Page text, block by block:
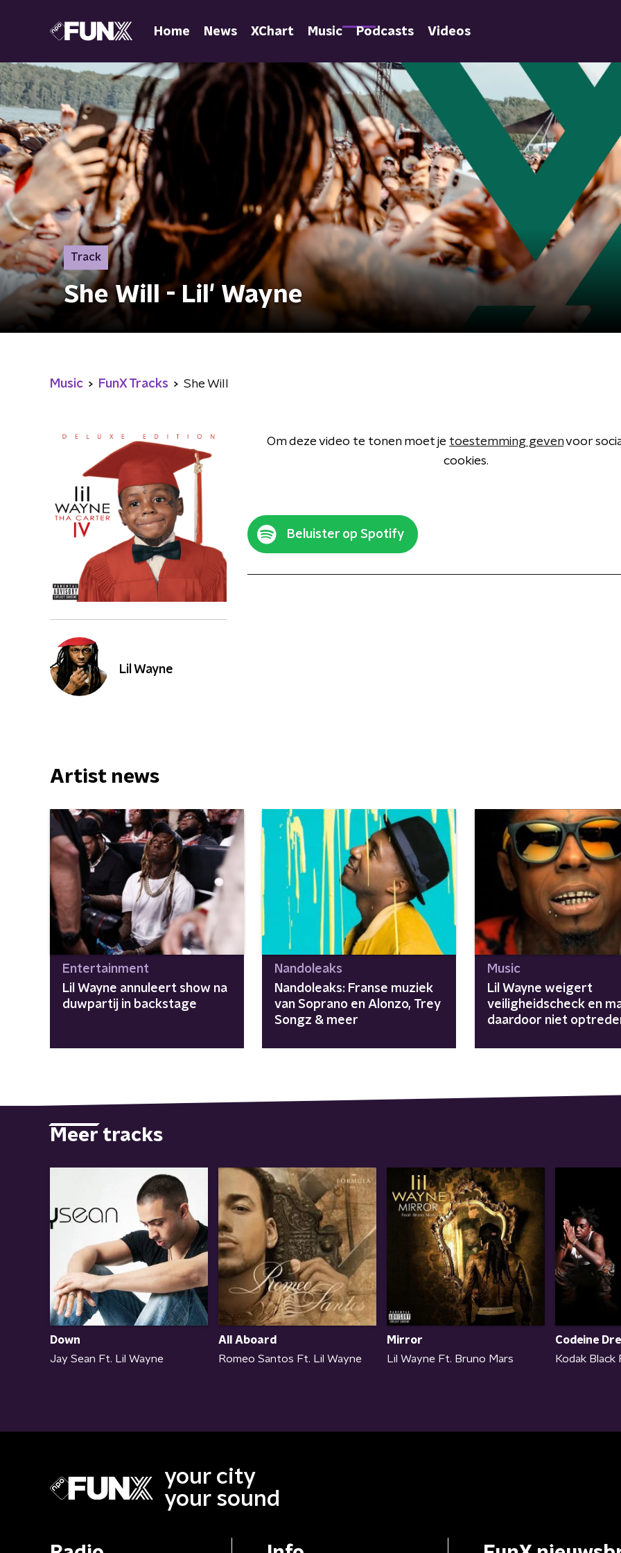
Home News XChart Music Podcasts Videos
Track
She Will - Lil' Wayne
Music FunX Tracks She Will
Lil Wayne
Om deze video te tonen moet je toestemming gevenvoor
cookies.
Beluister op Spotify
Artist news
Entertainment
Lil Wayne annuleert show na
duwpartij in backstage
Nandoleaks
Nandoleaks: Franse muziek
van Soprano en Alonzo, Trey
Songz & meer
Music
Lil Wayne weigert
veiligheidscheck en
daardoor niet
Meer tracks
Down
Jay Sean Ft. Lil Wayne
All Aboard
Romeo Santos Ft. Lil Wayne
Mirror
Lil Wayne Ft. Bruno Mars
Codeine
Kodak Black
your city
your sound